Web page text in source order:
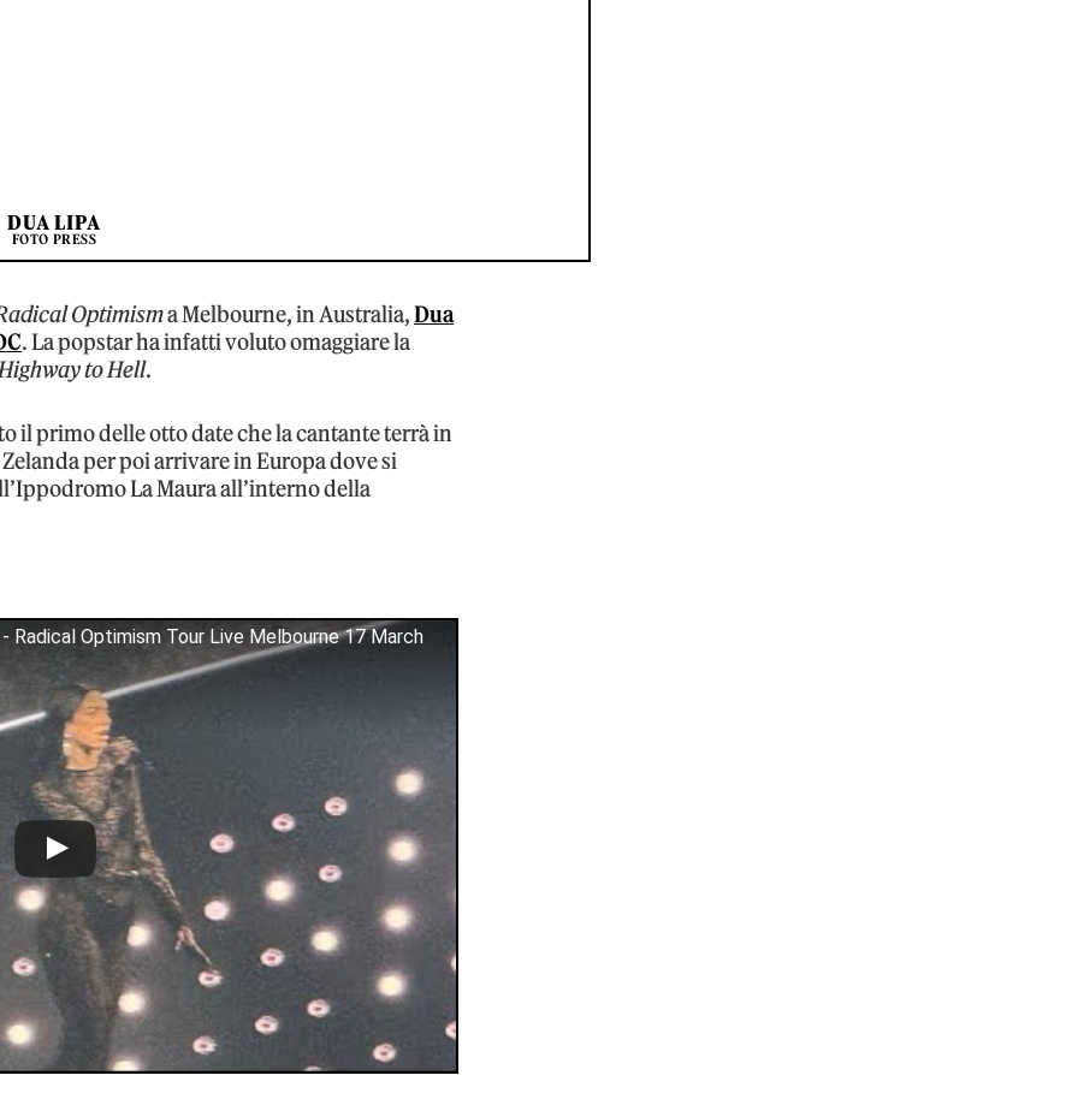
DUA LIPA
FOTO PRESS
Optimisma Melbourne, in Australia,Dua
. La popstar ha infatti voluto omaggiare la
to Hell.
il primo delle otto date che la cantante terrà in
per poi arrivare in Europa dove si
La Maura all’interno della
Radical Optimism Tour Live Melbourne 17 March